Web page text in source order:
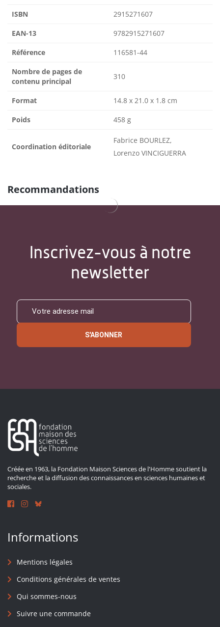
ISBN 2915271607
EAN-13 9782915271607
Référence 116581-44
Nombre de pages de
contenu principal
310
Format 14.8 x 21.0 x 1.8 cm
Poids 458 g
Coordination éditoriale
Fabrice BOURLEZ,
Lorenzo VINCIGUERRA
Recommandations
Inscrivez-vous à notre
newsletter
S'ABONNER
Créée en 1963, la Fondation Maison Sciences de l'Homme soutient la
recherche et la diffusion des connaissances en sciences humaines et
sociales.
Informations
Mentions légales
Conditions générales de ventes
Qui sommes-nous
Suivre une commande